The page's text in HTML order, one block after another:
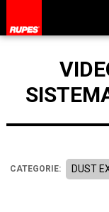
CATEGORIE: DUST